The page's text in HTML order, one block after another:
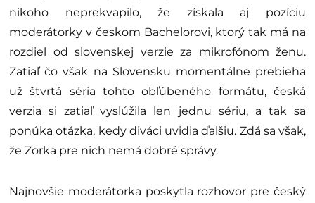
nikoho neprekvapilo, že získala aj pozíciu
moderátorky v českom Bachelorovi, ktorý tak má na
rozdiel od slovenskej verzie za mikrofónom ženu.
Zatiaľ čo však na Slovensku momentálne prebieha
už štvrtá séria tohto obľúbeného formátu, česká
verzia si zatiaľ vyslúžila len jednu sériu, a tak sa
ponúka otázka, kedy diváci uvidia ďalšiu. Zdá sa však,
že Zorka pre nich nemá dobré správy.
Najnovšie moderátorka poskytla rozhovor pre český